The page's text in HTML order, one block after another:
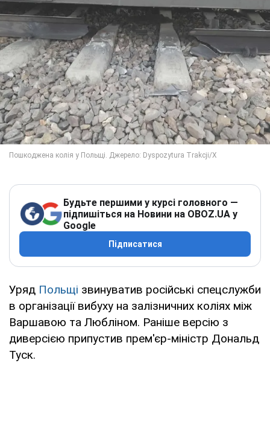
Будьте першими у курсі головного —
підпишіться на Новини на OBOZ.UA у
Google
Підписатися
Уряд Польщі звинуватив російські спецслужби
в організації вибуху на залізничних коліях між
Варшавою та Любліном. Раніше версію з
диверсією припустив прем'єр-міністр Дональд
Туск.